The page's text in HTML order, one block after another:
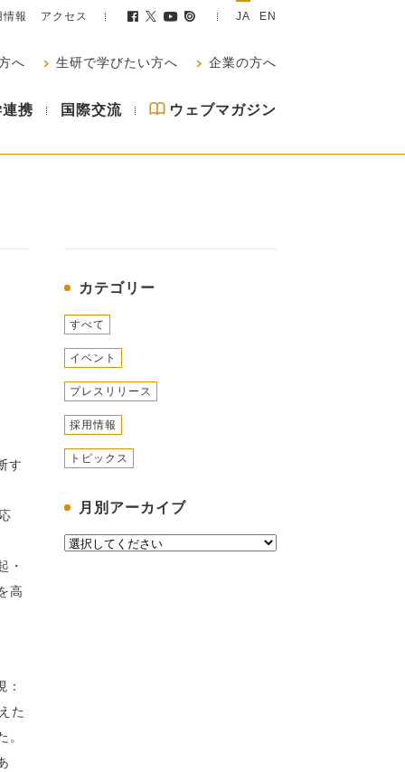
情報 アクセス JA EN
へ 生研で学びたい方へ 企業の方へ
携 国際交流 ウェブマガジン
す
・
高
た
カテゴリー
すべて
イベント
プレスリリース
採用情報
トピックス
月別アーカイブ